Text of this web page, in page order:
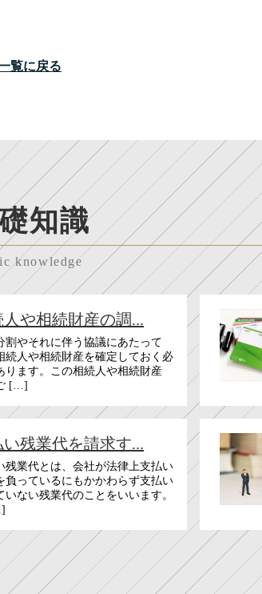
覧に戻る
知識
knowledge
人や相続財産の調...
割やそれに伴う協議にあたって
続人や相続財産を確定しておく必
ります。この相続人や相続財産
[…]
い残業代を請求す...
残業代とは、会社が法律上支払い
負っているにもかかわらず支払い
いない残業代のことをいいます。